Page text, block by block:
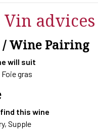
Vin advices
/ Wine Pairing
will suit
gras
this wine
Supple